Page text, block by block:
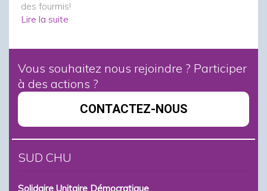
des fourmis!
Lire la suite
Vous souhaitez nous rejoindre ? Participer
à des actions ?
CONTACTEZ-NOUS
SUD CHU
Solidaire Unitaire Démocratique